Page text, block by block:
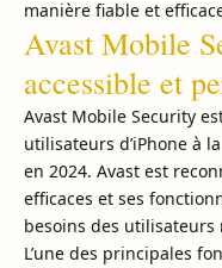
manière fiable et
Avast Mobile
accessible et
Avast Mobile Security
utilisateurs d’iPhone à
en 2024. Avast est
efficaces et ses
besoins des utilisateurs
L’une des principales